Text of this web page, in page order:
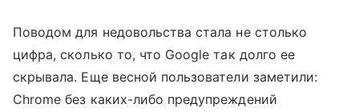
Поводом для недовольства стала не столько
цифра, сколько то, что Google так долго ее
скрывала. Еще весной пользователи заметили:
Chrome без каких-либо предупреждений